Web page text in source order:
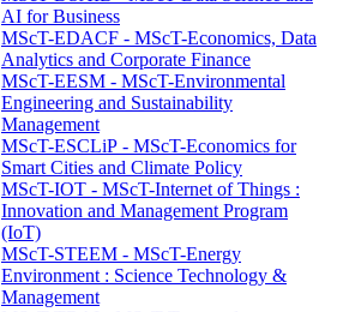
AI for Business
MScT-EDACF - MScT-Economics, Data
Analytics and Corporate Finance
MScT-EESM - MScT-Environmental
Engineering and Sustainability
Management
MScT-ESCLiP - MScT-Economics for
Smart Cities and Climate Policy
MScT-IOT - MScT-Internet of Things :
Innovation and Management Program
(IoT)
MScT-STEEM - MScT-Energy
Environment : Science Technology &
Management